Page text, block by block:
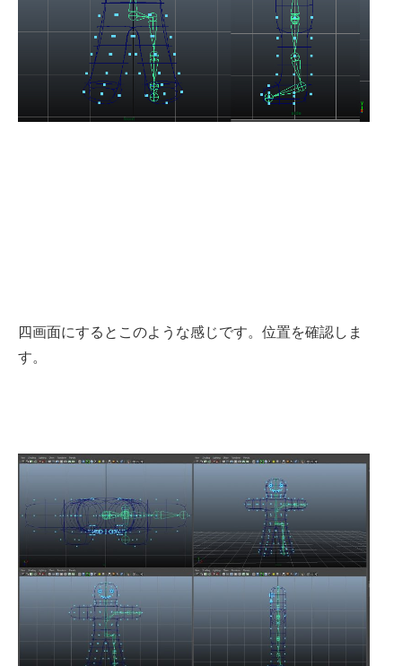
四画面にするとこのような感じです。位置を確認しま
す。